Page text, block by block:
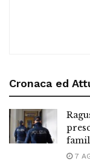
Cronaca ed
7